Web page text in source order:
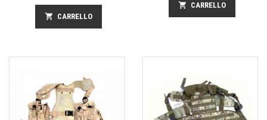
shopping_cart CARRELLO
shopping_cart CARRELLO